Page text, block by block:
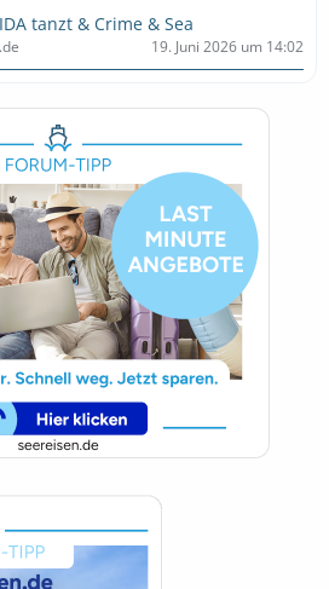
tanzt & Crime & Sea
19. Juni 2026 um 14:02